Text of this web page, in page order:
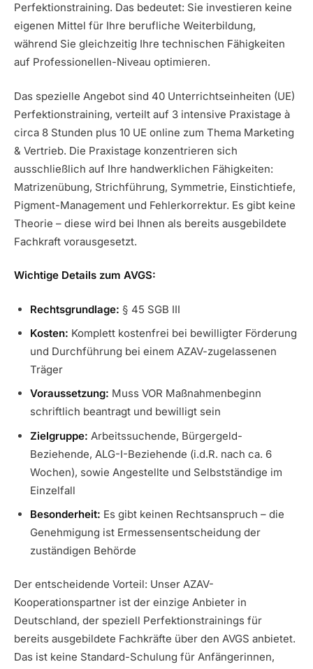
Perfektionstraining. Das bedeutet: Sie investieren keine
eigenen Mittel für Ihre berufliche Weiterbildung,
während Sie gleichzeitig Ihre technischen Fähigkeiten
auf Professionellen-Niveau optimieren.
Das spezielle Angebot sind 40 Unterrichtseinheiten (UE)
Perfektionstraining, verteilt auf 3 intensive Praxistage à
circa 8 Stunden plus 10 UE online zum Thema Marketing
& Vertrieb. Die Praxistage konzentrieren sich
ausschließlich auf Ihre handwerklichen Fähigkeiten:
Matrizenübung, Strichführung, Symmetrie, Einstichtiefe,
Pigment-Management und Fehlerkorrektur. Es gibt keine
Theorie – diese wird bei Ihnen als bereits ausgebildete
Fachkraft vorausgesetzt.
Wichtige Details zum AVGS:
Rechtsgrundlage: § 45 SGB III
Kosten: Komplett kostenfrei bei bewilligter Förderung
und Durchführung bei einem AZAV-zugelassenen
Träger
Voraussetzung: Muss VOR Maßnahmenbeginn
schriftlich beantragt und bewilligt sein
Zielgruppe: Arbeitssuchende, Bürgergeld-
Beziehende, ALG-I-Beziehende (i.d.R. nach ca. 6
Wochen), sowie Angestellte und Selbstständige im
Einzelfall
Besonderheit: Es gibt keinen Rechtsanspruch – die
Genehmigung ist Ermessensentscheidung der
zuständigen Behörde
Der entscheidende Vorteil: Unser AZAV-
Kooperationspartner ist der einzige Anbieter in
Deutschland, der speziell Perfektionstrainings für
bereits ausgebildete Fachkräfte über den AVGS anbietet.
Das ist keine Standard-Schulung für Anfängerinnen,